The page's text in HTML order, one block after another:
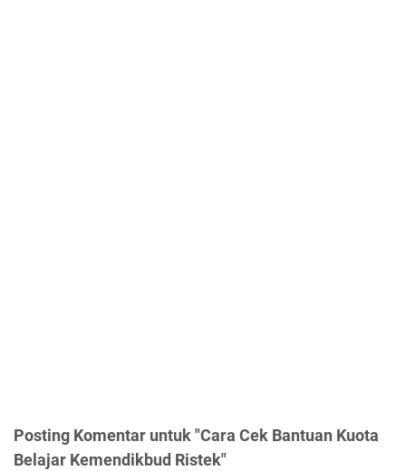
Posting Komentar untuk "Cara Cek Bantuan Kuota
Belajar Kemendikbud Ristek"